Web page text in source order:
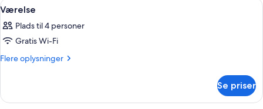
Indlæs
alle
billeder
af
Værelse
1
Værelse
Plads til 4 personer
Gratis Wi-Fi
Flere oplysninger
Flere
Se priser